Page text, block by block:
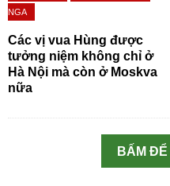
NGA
Các vị vua Hùng được
tưởng niệm không chỉ ở
Hà Nội mà còn ở Moskva
nữa
BẤM ĐỂ